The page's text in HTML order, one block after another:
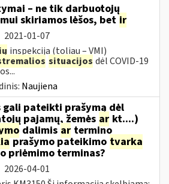
– ne tik darbuotojų
skiriamos lėšos, bet ir
2021-01-07
inspekcija (toliau – VMI)
situacijos dėl COVID-19
Naujiena
gali pateikti prašymą dėl
pajamų, žemės ar kt....)
dalimis ar termino
prašymo pateikimo tvarka
priėmimo terminas?
2026-04-01